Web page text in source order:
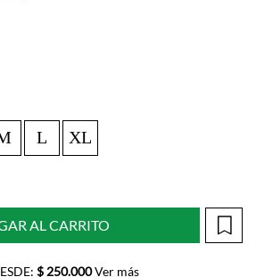
L XL
AL CARRITO
$ 250.000Ver más